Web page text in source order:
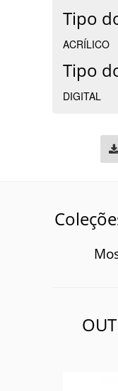
Tipo
ACRÍLICO
Tipo
DIGITAL